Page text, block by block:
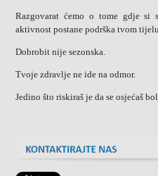
Razgovarat ćemo o tome gdje
aktivnost postane podrška tvom
Dobrobit nije sezonska.
Tvoje zdravlje ne ide na odmor.
Jedino što riskiraš je da se osjećaš